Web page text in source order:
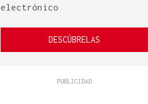
electrónico
DESCÚBRELAS